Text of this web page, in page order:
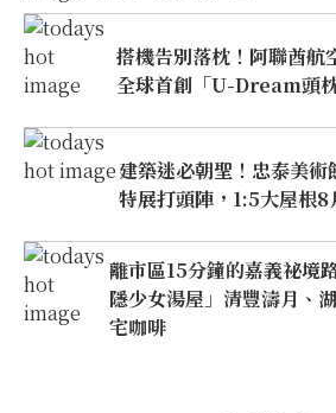
搭機告別落枕！阿聯酋航
全球首創「U-Dream頭
建築迷必朝聖！忠泰美
特展打頭陣，1:5大屋根8
離市區15分鐘的嘉義祕境
隱少女湯屋」清豐濤月、
宅咖啡